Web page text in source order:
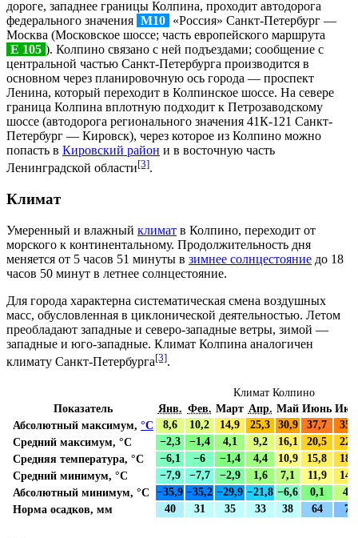
дороге, западнее границы Колпина, проходит автодорога
федерального значения М10 «Россия» Санкт-Петербург —
Москва (Московское шоссе; часть европейского маршрута
E 105 ). Колпино связано с ней подъездами; сообщение с
центральной частью Санкт-Петербурга производится в
основном через планировочную ось города — проспект
Ленина, который переходит в Колпинское шоссе. На севере
граница Колпина вплотную подходит к Петрозаводскому
шоссе (автодорога регионального значения 41К-121 Санкт-
Петербург — Кировск), через которое из Колпино можно
попасть в Кировский район и в восточную часть
Ленинградской области[3].
Климат
Умеренный и влажный климат в Колпино, переходит от
морского к континентальному. Продолжительность дня
меняется от 5 часов 51 минуты в зимнее солнцестояние до 18
часов 50 минут в летнее солнцестояние.
Для города характерна систематическая смена воздушных
масс, обусловленная в циклонической деятельностью. Летом
преобладают западные и северо-западные ветры, зимой —
западные и юго-западные. Климат Колпина аналогичен
климату Санкт-Петербурга[3].
Климат Колпино
Показатель
Янв. Фев. Март Апр. Май Июнь
Абсолютный максимум, °C 8,6 10,2 14,9 25,3 30,9 37,7
Средний максимум, °C −2,3 −1,4 4,1 9,2 16,1 20,5
Средняя температура, °C −6,1 −6 −1,4 4,4 10,9 15,8
Средний минимум, °C −7,9 −7,7 −2,9 1,6 7,1 11,9
Абсолютный минимум, °C −35,9 −35,2 −29,9 −21,8 −6,6 0,1 4,9
Норма осадков, мм 40 31 35 33 38 64 78